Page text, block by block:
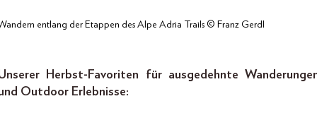
entlang der Etappen des Alpe Adria Trails © Franz Gerdl
Herbst-Favoriten für ausgedehnte
Outdoor Erlebnisse: